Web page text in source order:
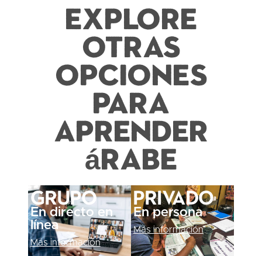
Explore
otras
opciones
para
aprender
árabe
Grupo
En directo en
línea
Más información
Privado
En persona
Más información